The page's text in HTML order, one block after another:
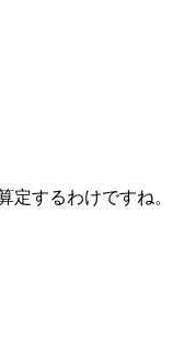
定するわけですね。